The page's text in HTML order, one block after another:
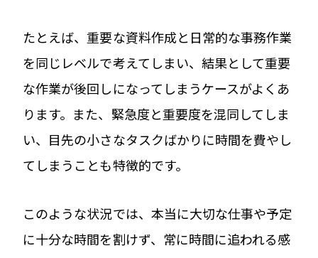
たとえば、重要な資料作成と日常的な事務作業
を同じレベルで考えてしまい、結果として重要
な作業が後回しになってしまうケースがよくあ
ります。また、緊急度と重要度を混同してしま
い、目先の小さなタスクばかりに時間を費やし
てしまうことも特徴的です。
このような状況では、本当に大切な仕事や予定
に十分な時間を割けず、常に時間に追われる感